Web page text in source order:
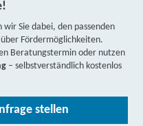
Sie dabei, den passenden
Fördermöglichkeiten.
Beratungstermin oder nutzen
– selbstverständlich kostenlos
stellen